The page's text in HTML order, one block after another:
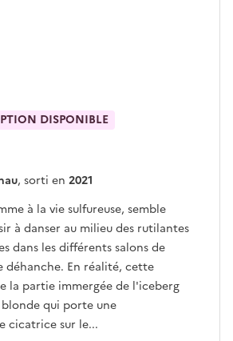
DISPONIBLE
, sorti en 2021
à la vie sulfureuse, semble
à danser au milieu des rutilantes
dans les différents salons de
déhanche. En réalité, cette
la partie immergée de l'iceberg
qui porte une
cicatrice sur le...